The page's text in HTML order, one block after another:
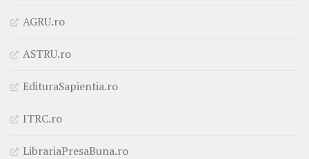
AGRU.ro
ASTRU.ro
EdituraSapientia.ro
ITRC.ro
LibrariaPresaBuna.ro